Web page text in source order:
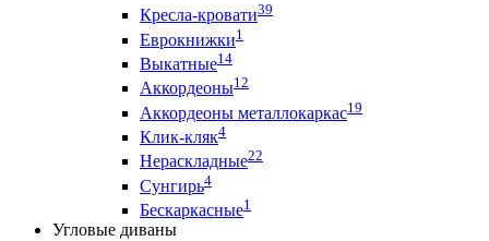
Кресла-кровати39
Еврокнижки1
Выкатные14
Аккордеоны12
Аккордеоны металлокаркас19
Клик-кляк4
Нераскладные22
Сунгирь4
Бескаркасные1
Угловые диваны